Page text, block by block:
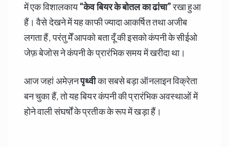
में एक विशालकाय“केव बियर के बोतल का ढांचा”रखा हुआ
हैं। वैसे देखने में यह काफी ज्यादा आकर्षित तथा अजीब
लगता हैं, परंतु मेँ आपको बता दूँ की इसको कंपनी के सीईओ
जेफ़ बेजोस ने कंपनी के प्रारंभिक समय में खरीदा था।
आज जहां अमेज़नपृथ्वीका सबसे बड़ा ऑनलाइन विक्रेता
बन चुका हैं, तो यह बियर कंपनी की प्रारंभिक अवस्थाओं में
होने वाली संघर्षों के प्रतीक के रूप में खड़ा हैं।